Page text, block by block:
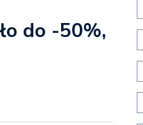
do -50%,